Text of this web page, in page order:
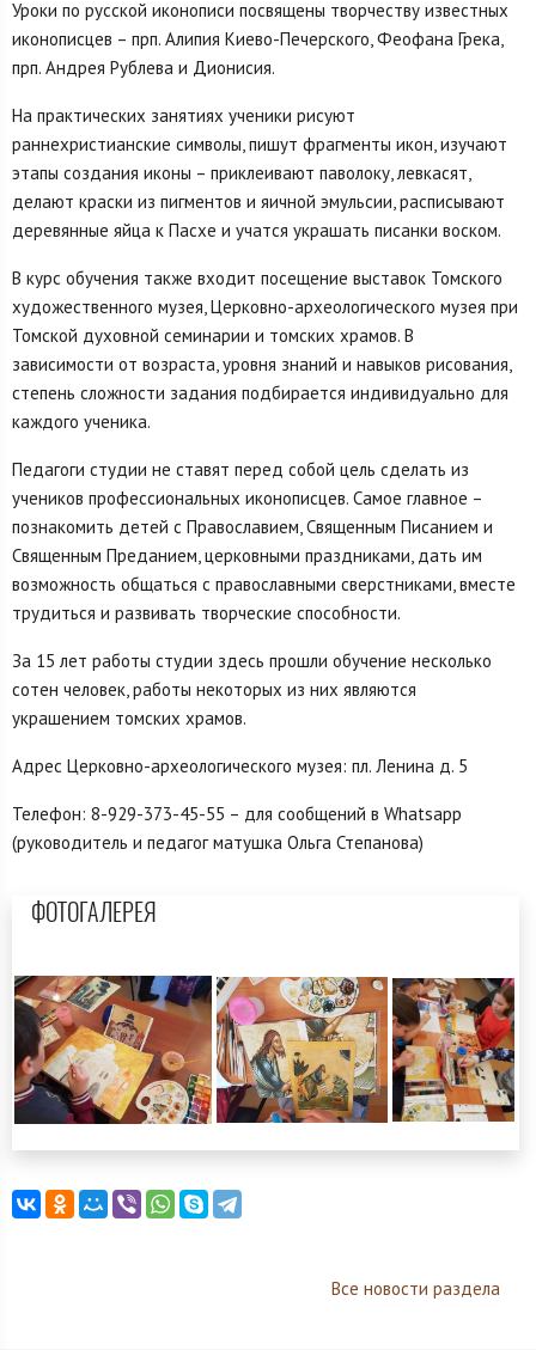
Уроки по русской иконописи посвящены творчеству известных
иконописцев – прп. Алипия Киево-Печерского, Феофана Грека,
прп. Андрея Рублева и Дионисия.
На практических занятиях ученики рисуют
раннехристианские символы, пишут фрагменты икон, изучают
этапы создания иконы – приклеивают паволоку, левкасят,
делают краски из пигментов и яичной эмульсии, расписывают
деревянные яйца к Пасхе и учатся украшать писанки воском.
В курс обучения также входит посещение выставок Томского
художественного музея, Церковно-археологического музея при
Томской духовной семинарии и томских храмов. В
зависимости от возраста, уровня знаний и навыков рисования,
степень сложности задания подбирается индивидуально для
каждого ученика.
Педагоги студии не ставят перед собой цель сделать из
учеников профессиональных иконописцев. Самое главное –
познакомить детей с Православием, Священным Писанием и
Священным Преданием, церковными праздниками, дать им
возможность общаться с православными сверстниками, вместе
трудиться и развивать творческие способности.
За 15 лет работы студии здесь прошли обучение несколько
сотен человек, работы некоторых из них являются
украшением томских храмов.
Адрес Церковно-археологического музея: пл. Ленина д. 5
Телефон: 8-929-373-45-55 – для сообщений в Whatsapp
(руководитель и педагог матушка Ольга Степанова)
ФОТОГАЛЕРЕЯ
Все новости раздела